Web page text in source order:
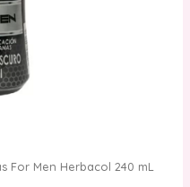
For Men Herbacol 240 mL